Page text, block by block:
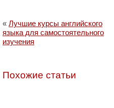
« Лучшие курсы английского
языка для самостоятельного
изучения
Похожие статьи